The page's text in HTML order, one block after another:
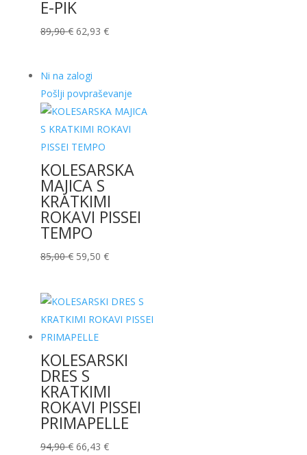
E-PIK
89,90€ Izvirna
bila:
89,90 €.
62,93 €Trenutna
Ni na zalogi
Pošlji povpraševanje
KOLESARSKA
MAJICA S
KRATKIMI
ROKAVI PISSEI
TEMPO
85,00€ Izvirna
bila:
85,00 €.
59,50 €Trenutna
59,50 €.
KOLESARSKI
DRES S
KRATKIMI
ROKAVI PISSEI
PRIMAPELLE
94,90€ Izvirna
66,43 €Trenutna